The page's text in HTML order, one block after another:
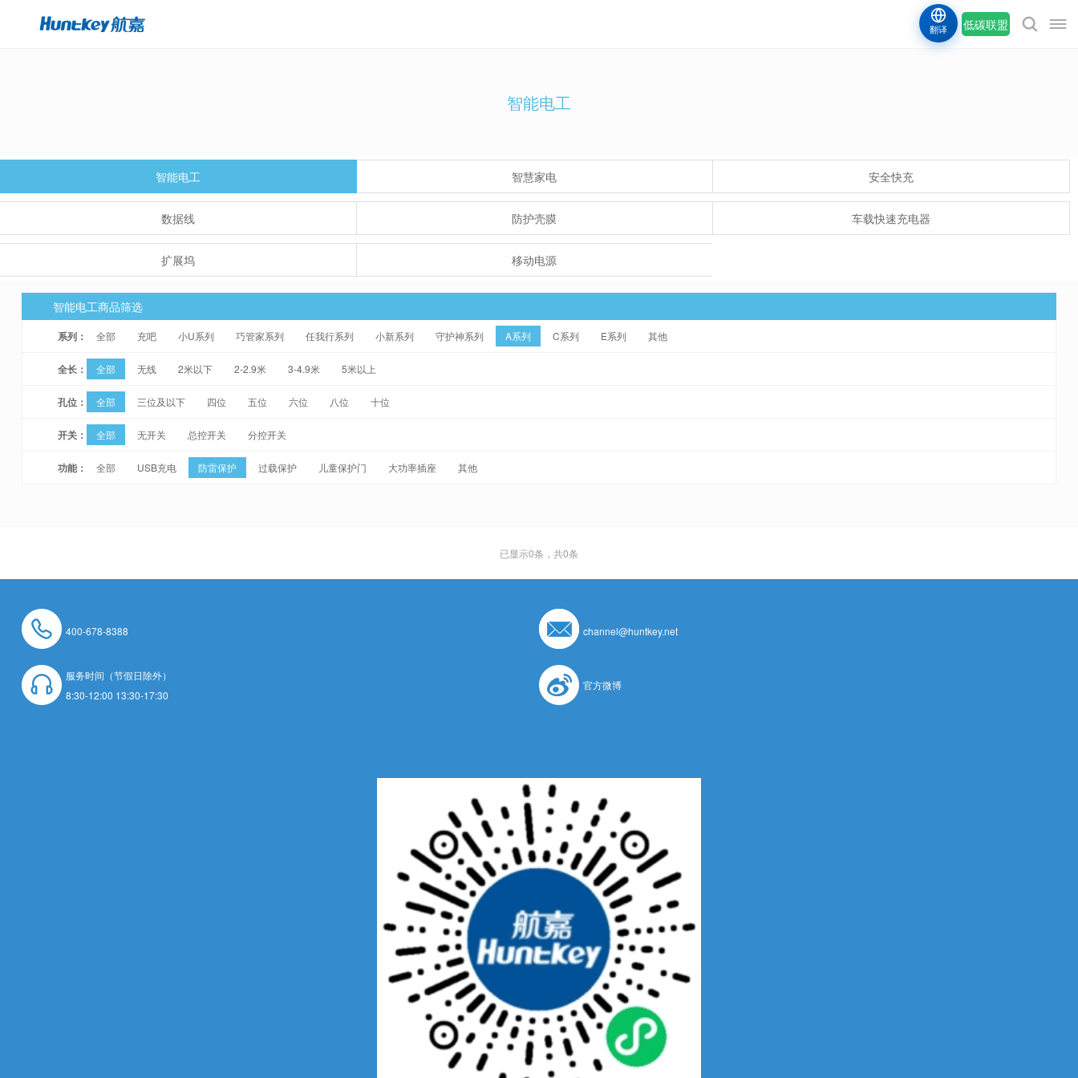
低碳联盟
翻译
智能电工
智能电工 智慧家电 安全快充
数据线 防护壳膜 车载快速充电器
扩展坞 移动电源
智能电工商品筛选
系列： 全部 充吧 小U系列 巧管家系列 任我行系列 小新系列 守护神系列 A系列 C系列 E系列 其他
全长： 全部 无线 2米以下 2-2.9米 3-4.9米 5米以上
孔位： 全部 三位及以下 四位 五位 六位 八位 十位
开关： 全部 无开关 总控开关 分控开关
功能： 全部 USB充电 防雷保护 过载保护 儿童保护门 大功率插座 其他
已显示0条，共0条
400-678-8388 channel@huntkey.net
服务时间（节假日除外）
8:30-12:00 13:30-17:30
官方微博